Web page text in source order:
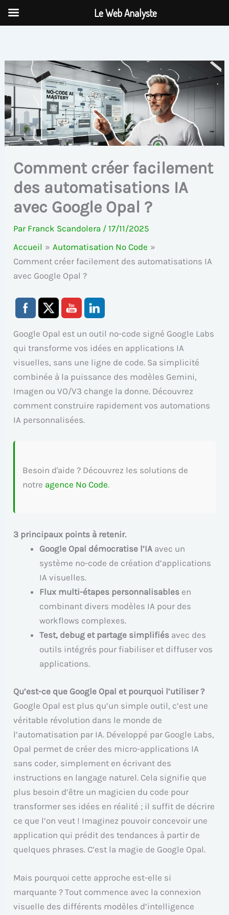
Aller
Comment créer facilement
des automatisations IA
avec Google Opal ?
Par Franck Scandolera /17/11/2025
Accueil
Automatisation No Code
Comment créer facilement des automatisations IA
avec Google Opal ?
Google Opal est un outil no-code signé Google Labs
qui transforme vos idées en applications IA
visuelles, sans une ligne de code. Sa simplicité
combinée à la puissance des modèles Gemini,
Imagen ou VO/V3 change la donne. Découvrez
comment construire rapidement vos automations
IA personnalisées.
Besoin d'aide ? Découvrez les solutions de
notre agence No Code.
3 principaux points à retenir.
Google Opal démocratise l’IA avec un
système no-code de création d’applications
IA visuelles.
Flux multi-étapes personnalisables en
combinant divers modèles IA pour des
workflows complexes.
Test, debug et partage simplifiés avec des
outils intégrés pour fiabiliser et diffuser vos
applications.
Qu’est-ce que Google Opal et pourquoi l’utiliser ?
Google Opal est plus qu’un simple outil, c’est une
véritable révolution dans le monde de
l’automatisation par IA. Développé par Google Labs,
Opal permet de créer des micro-applications IA
sans coder, simplement en écrivant des
instructions en langage naturel. Cela signifie que
plus besoin d’être un magicien du code pour
transformer ses idées en réalité ; il suffit de décrire
ce que l’on veut ! Imaginez pouvoir concevoir une
application qui prédit des tendances à partir de
quelques phrases. C’est la magie de Google Opal.
Mais pourquoi cette approche est-elle si
marquante ? Tout commence avec la connexion
visuelle des différents modèles d’intelligence
Le Web Analyste